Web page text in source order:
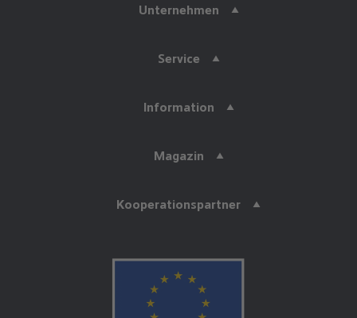
Unternehmen
Service
Information
Magazin
Kooperationspartner